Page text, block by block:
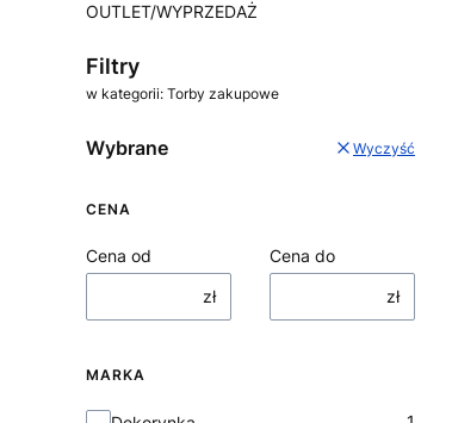
OUTLET/WYPRZEDAŻ
Filtry
w kategorii: Torby zakupowe
Wybrane Wyczyść
CENA
Cena od
zł
Cena do
zł
MARKA